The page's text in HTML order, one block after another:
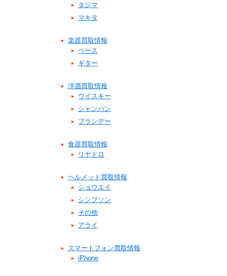
タジマ
マキタ
楽器買取情報
ベース
ギター
洋酒買取情報
ウイスキー
シャンパン
ブランデー
食器買取情報
リヤドロ
ヘルメット買取情報
ショウエイ
シンプソン
その他
アライ
スマートフォン買取情報
iPhone